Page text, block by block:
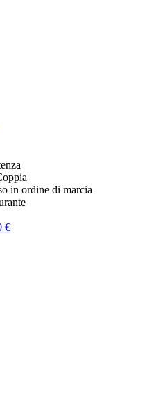
in ordine di marcia
€